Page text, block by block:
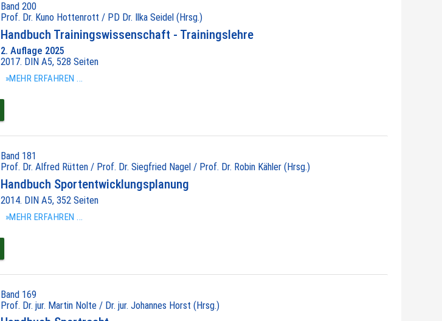
Band 200
Prof. Dr. Kuno Hottenrott / PD Dr. Ilka Seidel (Hrsg.)
Handbuch Trainingswissenschaft - Trainingslehre
2. Auflage 2025
2017. DIN A5, 528 Seiten
»MEHR ERFAHREN ...
Band 181
Prof. Dr. Alfred Rütten / Prof. Dr. Siegfried Nagel / Prof. Dr. Robin Kähler (Hrsg.)
Handbuch Sportentwicklungsplanung
2014. DIN A5, 352 Seiten
»MEHR ERFAHREN ...
Band 169
Prof. Dr. jur. Martin Nolte / Dr. jur. Johannes Horst (Hrsg.)